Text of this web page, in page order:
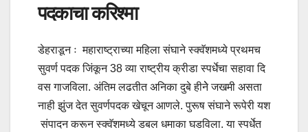
पदकाचा करिश्मा
डेहराडून ः महाराष्ट्राच्या महिला संघाने स्क्वॅशमध्ये प्रथमच
सुवर्ण पदक जिंकून 38 व्या राष्ट्रीय क्रीडा स्पर्धेचा सहावा दि
वस गाजविला. अंतिम लढतीत अनिका दुबे हीनेे जखमी असता
नाही झुंज देत सुवर्णपदक खेचून आणले. पुरूष संघाने रूपेरी यश
संपादन करून स्क्वॅशमध्ये डबल धमाका घडविला. या स्पर्धेत